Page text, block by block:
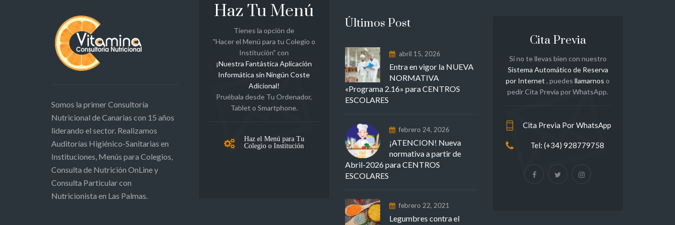
Somos la primer Consultoría
Nutricional de Canarias con 15 años
liderando el sector. Realizamos
Auditorías Higiénico-Sanitarias en
Instituciones, Menús para Colegios,
Consulta de Nutrición OnLine y
Consulta Particular con
Nutricionista en Las Palmas.
Haz Tu Menú
Tienes la opción de
"Hacer el Menú para tu Colegio o
Institución" con
¡Nuestra Fantástica Aplicación
Informática sin Ningún Coste
Adicional!
Pruébala desde Tu Ordenador,
Tablet o Smartphone.
Haz el Menú para Tu
Colegio o Institución
Últimos Post
abril 15, 2026
Entra en vigor la NUEVA
NORMATIVA
«Programa 2.16» para CENTROS
ESCOLARES
febrero 24, 2026
¡ATENCION! Nueva
normativa a partir de
Abril-2026 para CENTROS
ESCOLARES
febrero 22, 2021
Legumbres contra el
Cita Previa
Si no te llevas bien con nuestro
Sistema Automático de Reserva
por Internet , puedesllamarnos o
pedir Cita Previa por WhatsApp.
Cita Previa Por WhatsApp
Tel: (+34) 928779758